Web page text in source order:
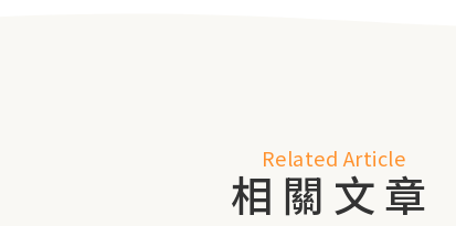
Related Article
相關文章